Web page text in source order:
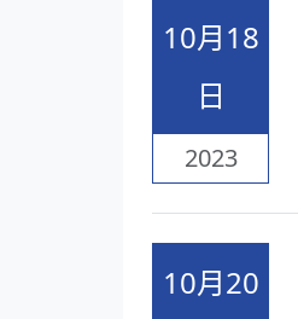
10月18
日
2023
10月20